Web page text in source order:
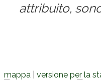
attribuito,
mappa versione per la